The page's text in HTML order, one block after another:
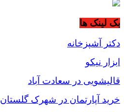
بک لینک ها
دکتر آشپزخانه
ابزار نیکو
قالیشویی در سعادت آباد
خرید آپارتمان در شهرک گلستان